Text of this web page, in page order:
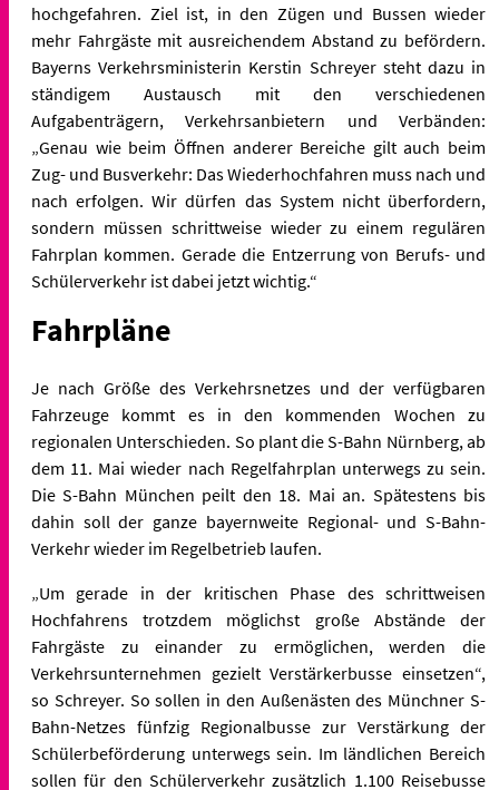
hochgefahren. Ziel ist, in den Zügen und Bussen wieder
mehr Fahrgäste mit ausreichendem Abstand zu befördern.
Bayerns Verkehrsministerin Kerstin Schreyer steht dazu in
ständigem Austausch mit den verschiedenen
Aufgabenträgern, Verkehrsanbietern und Verbänden:
„Genau wie beim Öffnen anderer Bereiche gilt auch beim
Zug- und Busverkehr: Das Wiederhochfahren muss nach und
nach erfolgen. Wir dürfen das System nicht überfordern,
sondern müssen schrittweise wieder zu einem regulären
Fahrplan kommen. Gerade die Entzerrung von Berufs- und
Schülerverkehr ist dabei jetzt wichtig.“
Fahrpläne
Je nach Größe des Verkehrsnetzes und der verfügbaren
Fahrzeuge kommt es in den kommenden Wochen zu
regionalen Unterschieden. So plant die S-Bahn Nürnberg, ab
dem 11. Mai wieder nach Regelfahrplan unterwegs zu sein.
Die S-Bahn München peilt den 18. Mai an. Spätestens bis
dahin soll der ganze bayernweite Regional- und S-Bahn-
Verkehr wieder im Regelbetrieb laufen.
„Um gerade in der kritischen Phase des schrittweisen
Hochfahrens trotzdem möglichst große Abstände der
Fahrgäste zu einander zu ermöglichen, werden die
Verkehrsunternehmen gezielt Verstärkerbusse einsetzen“,
so Schreyer. So sollen in den Außenästen des Münchner S-
Bahn-Netzes fünfzig Regionalbusse zur Verstärkung der
Schülerbeförderung unterwegs sein. Im ländlichen Bereich
sollen für den Schülerverkehr zusätzlich 1.100 Reisebusse